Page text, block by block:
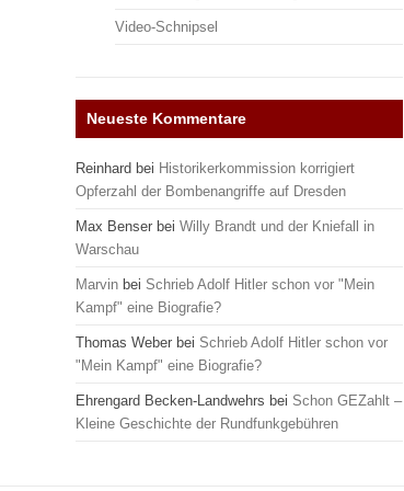
Video-Schnipsel
Neueste Kommentare
Reinhard bei Historikerkommission korrigiert
Opferzahl der Bombenangriffe auf Dresden
Max Benser beiWilly Brandt und der Kniefall in
Warschau
Marvin bei Schrieb Adolf Hitler schon vor "Mein
Kampf" eine Biografie?
Thomas Weber bei Schrieb Adolf Hitler schon vor
"Mein Kampf" eine Biografie?
Ehrengard Becken-Landwehrs bei Schon GEZahlt –
Kleine Geschichte der Rundfunkgebühren